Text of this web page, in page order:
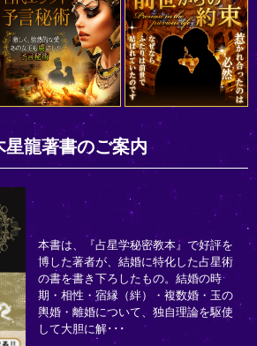
星龍著書のご案内
本書は、『占星学秘密教本』で好評を
博した著者が、結婚に特化した占星術
の書を書き下ろしたもの。結婚の時
期・相性・宿縁（絆）・複数婚・玉の
輿婚・離婚について、独自理論を駆使
して大胆に解･･･